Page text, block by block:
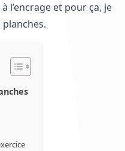
l’encrage et pour ça, je